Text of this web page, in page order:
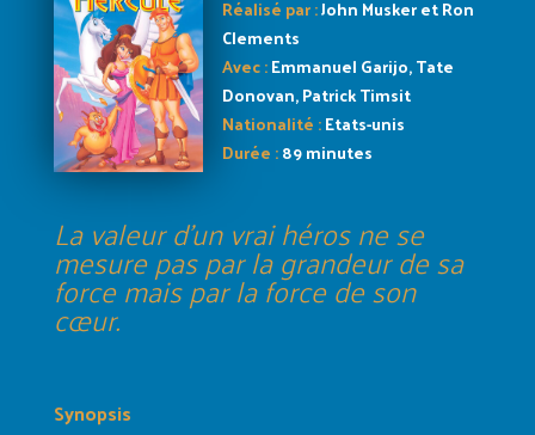
Réalisé par :John Musker et Ron
Clements
Avec :Emmanuel Garijo, Tate
Donovan, Patrick Timsit
Nationalité :Etats-unis
Durée :89 minutes
La valeur d’un vrai héros ne se
mesure pas par la grandeur de sa
force mais par la force de son
cœur.
Synopsis